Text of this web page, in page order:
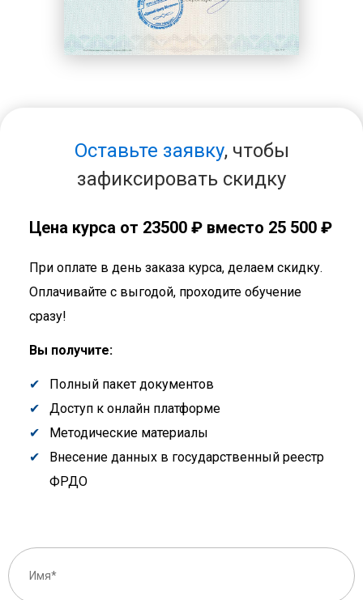
Оставьте заявку, чтобы
зафиксировать скидку
Цена курса от 23500 ₽ вместо 25 500 ₽
При оплате в день заказа курса, делаем скидку.
Оплачивайте с выгодой, проходите обучение
сразу!
Вы получите:
Полный пакет документов
Доступ к онлайн платформе
Методические материалы
Внесение данных в государственный реестр
ФРДО